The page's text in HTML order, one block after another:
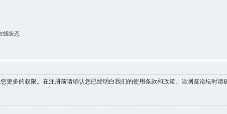
线状态
更多的权限。在注册前请确认您已经明白我们的使用条款和政策。当浏览论坛时请